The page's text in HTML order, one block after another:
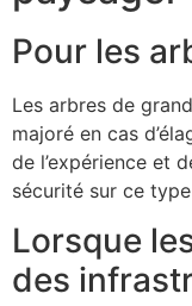
Pour les
Les arbres de
majoré en cas
de l’expérience et
sécurité sur ce type
Lorsque
des